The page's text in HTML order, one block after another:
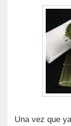
Una vez que